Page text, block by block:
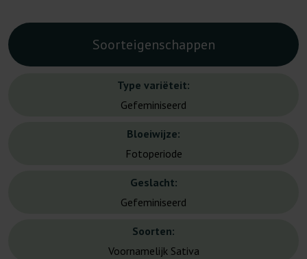
Soorteigenschappen
Type variëteit:
Gefeminiseerd
Bloeiwijze:
Fotoperiode
Geslacht:
Gefeminiseerd
Soorten:
Voornamelijk Sativa